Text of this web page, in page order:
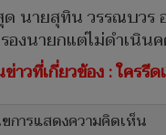
ด นายสุทิน วรรณบวร
องนายกแต่ไม่ดำเนิ
าวที่เกี่ยวข้อง : ใคร
ขการแสดงความคิดเห็น